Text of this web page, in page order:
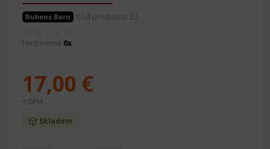
Rubens Barn Kód produktu: 33
Hodnotené 0x
Skladom
17,00 €
s DPH